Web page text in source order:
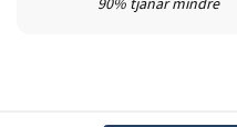
90% tjänar mindre